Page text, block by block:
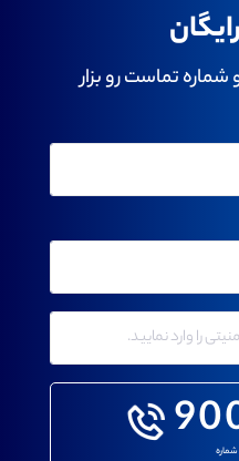
شماره تماست رو بزار